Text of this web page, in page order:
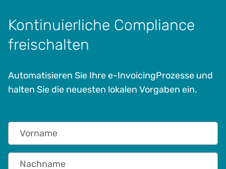
Kontinuierliche Compliance
freischalten
Automatisieren Sie Ihre e-InvoicingProzesse und
halten Sie die neuesten lokalen Vorgaben ein.
Vorname
Nachname